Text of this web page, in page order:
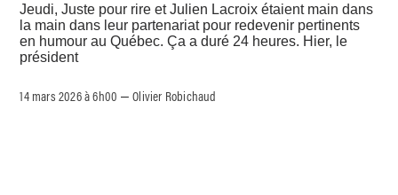
Jeudi, Juste pour rire et Julien Lacroix étaient main dans
la main dans leur partenariat pour redevenir pertinents
en humour au Québec. Ça a duré 24 heures. Hier, le
président
14 mars 2026 à 6h00 –Olivier Robichaud